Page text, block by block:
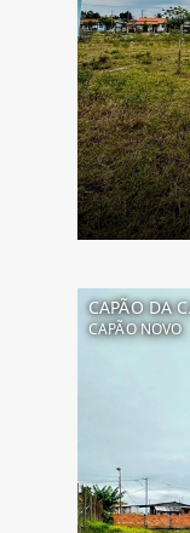
CAPÃO DA
CAPÃO NOVO